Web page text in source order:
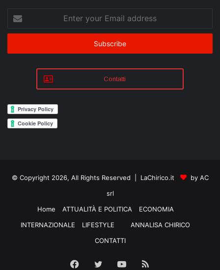
Enter
your
Email
Contatti
© Copyright 2026, All Rights Reserved | LaChirico.it
by AC
srl
Home
ATTUALITÀ E POLITICA
ECONOMIA
INTERNAZIONALE
LIFESTYLE
ANNALISA CHIRICO
CONTATTI
Facebook
Twitter YouTube